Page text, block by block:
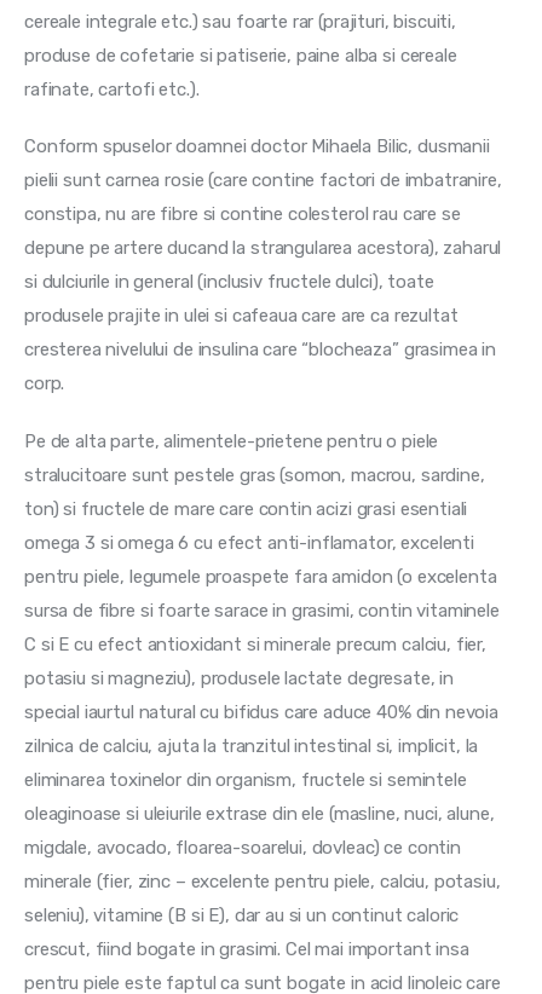
cereale integrale etc.) sau foarte rar (prajituri, biscuiti,
produse de cofetarie si patiserie, paine alba si cereale
rafinate, cartofi etc.).
Conform spuselor doamnei doctor Mihaela Bilic, dusmanii
pielii sunt carnea rosie (care contine factori de imbatranire,
constipa, nu are fibre si contine colesterol rau care se
depune pe artere ducand la strangularea acestora), zaharul
si dulciurile in general (inclusiv fructele dulci), toate
produsele prajite in ulei si cafeaua care are ca rezultat
cresterea nivelului de insulina care “blocheaza” grasimea in
corp.
Pe de alta parte, alimentele-prietene pentru o piele
stralucitoare sunt pestele gras (somon, macrou, sardine,
ton) si fructele de mare care contin acizi grasi esentiali
omega 3 si omega 6 cu efect anti-inflamator, excelenti
pentru piele, legumele proaspete fara amidon (o excelenta
sursa de fibre si foarte sarace in grasimi, contin vitaminele
C si E cu efect antioxidant si minerale precum calciu, fier,
potasiu si magneziu), produsele lactate degresate, in
special iaurtul natural cu bifidus care aduce 40% din nevoia
zilnica de calciu, ajuta la tranzitul intestinal si, implicit, la
eliminarea toxinelor din organism, fructele si semintele
oleaginoase si uleiurile extrase din ele (masline, nuci, alune,
migdale, avocado, floarea-soarelui, dovleac) ce contin
minerale (fier, zinc – excelente pentru piele, calciu, potasiu,
seleniu), vitamine (B si E), dar au si un continut caloric
crescut, fiind bogate in grasimi. Cel mai important insa
pentru piele este faptul ca sunt bogate in acid linoleic care